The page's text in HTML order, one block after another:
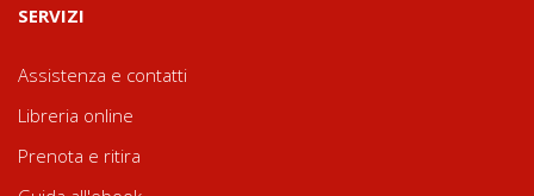
SERVIZI
Assistenza e contatti
Libreria online
Prenota e ritira